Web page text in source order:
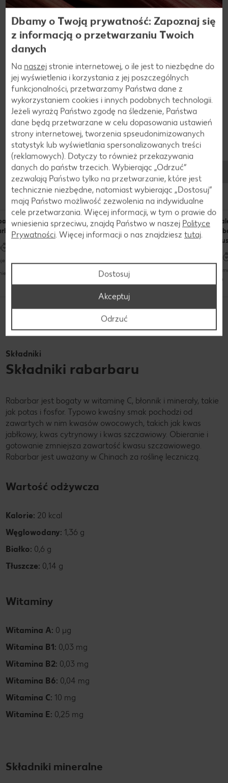
Przepisy
Dania z rabarbarem
mrożona z
trochę czasu (do 60 minut)
Jogurtowe ciasto z
truskawkami, rabarbarem i
kruszonką
zajmuje trochę czasu (do 60 minut)
nieskomplikowany
Tiramisu z
truskawkami i
rabarbarem
nieskomplikowany
Odkryj jeszcze więcej przepisów
Składniki
Składniki rabarbaru
Rabarbar jest bogaty w witaminę C, błonnik i minerały, takie
jak potas i fosfor. Typowo kwaśny smak pochodzi od
zawartych w nim kwasów owocowych, takich jak kwas
jabłkowy, kwas cytrynowy i kwas szczawiowy. Obieranie i
gotowanie zmniejsza zawartość kwasu szczawiowego.
Rabarbar jest uważany w Chinach za roślinę leczniczą.
Wartość odżywcza
Kalorie: 20 kcal
Węglowodany: 1,36 g
Białko: 0,6 g
Tłuszcze: 0,14 g
Witaminy
Witamina A: 0 µg
Witamina B1: 0,03 mg
Witamina B2: 0,03 mg
Witamina B6: 0,04 mg
Witamina C: 10 mg
Witamina E: 0,25 mg
Składniki mineralne
Dbamy o Twoją prywatność: Zapoznaj się
z informacją o przetwarzaniu Twoich
danych
Na naszej stronie internetowej, o ile jest to niezbędne do
jej wyświetlenia i korzystania z jej poszczególnych
funkcjonalności, przetwarzamy Państwa dane z
wykorzystaniem cookies i innych podobnych technologii.
Jeżeli wyrażą Państwo zgodę na śledzenie, Państwa
dane będą przetwarzane w celu dopasowania ustawień
strony internetowej, tworzenia spseudonimizowanych
statystyk lub wyświetlania spersonalizowanych treści
(reklamowych). Dotyczy to również przekazywania
danych do państw trzecich. Wybierając „Odrzuć“
zezwalają Państwo tylko na przetwarzanie, które jest
technicznie niezbędne, natomiast wybierając „Dostosuj”
mają Państwo możliwość zezwolenia na indywidualne
cele przetwarzania. Więcej informacji, w tym o prawie do
wniesienia sprzeciwu, znajdą Państwo w naszej Polityce
Prywatności. Więcej informacji o nas znajdziesz tutaj.
Dostosuj
Odrzuć
Akceptuj